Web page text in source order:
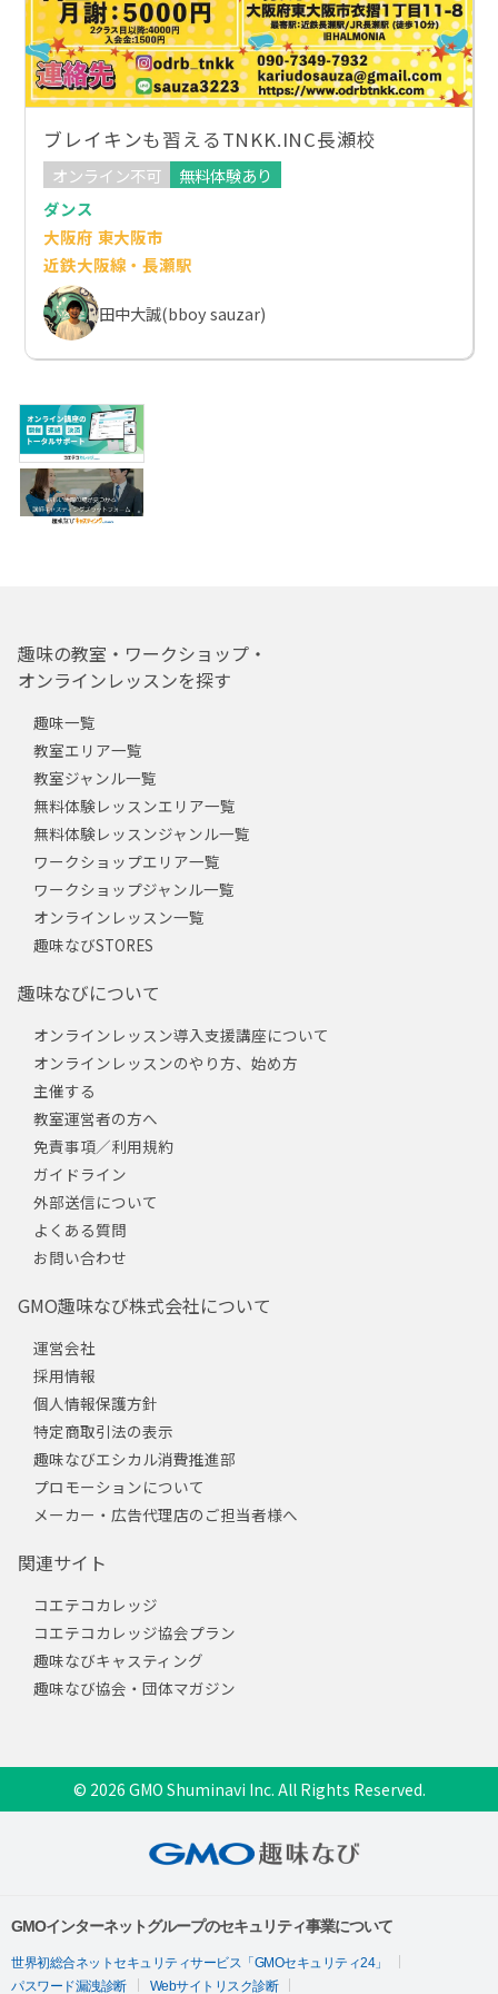
ブレイキンも習えるTNKK.INC長瀬校
オンライン不可
無料体験あり
ダンス
大阪府 東大阪市
近鉄大阪線・長瀬駅
田中大誠(bboy sauzar)
趣味の教室・ワークショップ・
オンラインレッスンを探す
趣味一覧
教室エリア一覧
教室ジャンル一覧
無料体験レッスンエリア一覧
無料体験レッスンジャンル一覧
ワークショップエリア一覧
ワークショップジャンル一覧
オンラインレッスン一覧
趣味なびSTORES
趣味なびについて
オンラインレッスン導入支援講座について
オンラインレッスンのやり方、始め方
主催する
教室運営者の方へ
免責事項／利用規約
ガイドライン
外部送信について
よくある質問
お問い合わせ
GMO趣味なび株式会社について
運営会社
採用情報
個人情報保護方針
特定商取引法の表示
趣味なびエシカル消費推進部
プロモーションについて
メーカー・広告代理店のご担当者様へ
関連サイト
コエテコカレッジ
コエテコカレッジ協会プラン
趣味なびキャスティング
趣味なび協会・団体マガジン
© 2026 GMO Shuminavi Inc. All Rights Reserved.